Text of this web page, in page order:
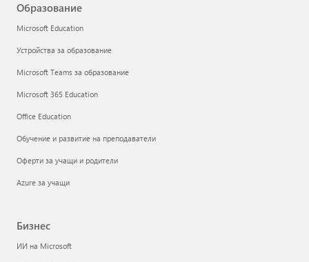
Образование
Microsoft Education
Устройства за образование
Microsoft Teams за образование
Microsoft 365 Education
Office Education
Обучение и развитие на преподаватели
Оферти за учащи и родители
Azure за учащи
Бизнес
ИИ на Microsoft